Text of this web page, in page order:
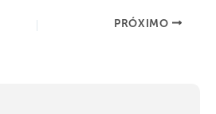
PRÓXIMO